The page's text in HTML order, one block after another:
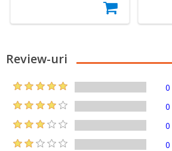
Review-uri
0
0
0
0